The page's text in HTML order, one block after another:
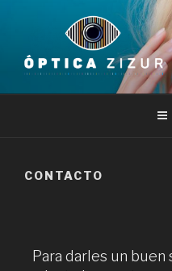
CONTACTO
Para darles un